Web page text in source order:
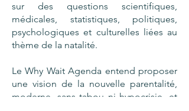
sur des questions scientifiques,
médicales, statistiques, politiques,
psychologiques et culturelles liées au
thème de la natalité.
Le Why Wait Agenda entend proposer
une vision de la nouvelle parentalité,
moderne, sans tabou ni hypocrisie, et